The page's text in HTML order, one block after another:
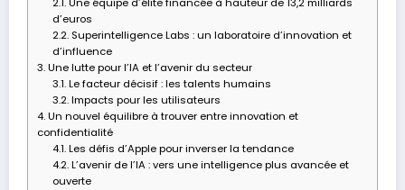
2.1.Une équipe d’élite financée à hauteur de 13,2 milliards
d’euros
2.2. Superintelligence Labs : un laboratoire d’innovation et
d’influence
3.Une lutte pour l’IA et l’avenir du secteur
3.1.Le facteur décisif : les talents humains
3.2.Impacts pour les utilisateurs
4.Un nouvel équilibre à trouver entre innovation et
confidentialité
4.1.Les défis d’Apple pour inverser la tendance
4.2.L’avenir de l’IA : vers une intelligence plus avancée et
ouverte